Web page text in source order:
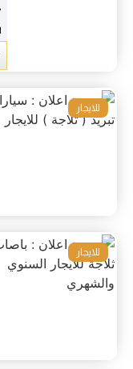
للايجار
للايجار